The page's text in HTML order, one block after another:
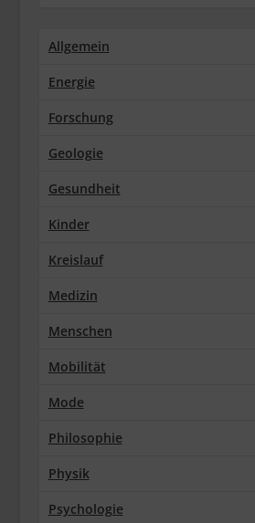
Allgemein
Energie
Forschung
Geologie
Gesundheit
Kinder
Kreislauf
Medizin
Menschen
Mobilität
Mode
Philosophie
Physik
Psychologie